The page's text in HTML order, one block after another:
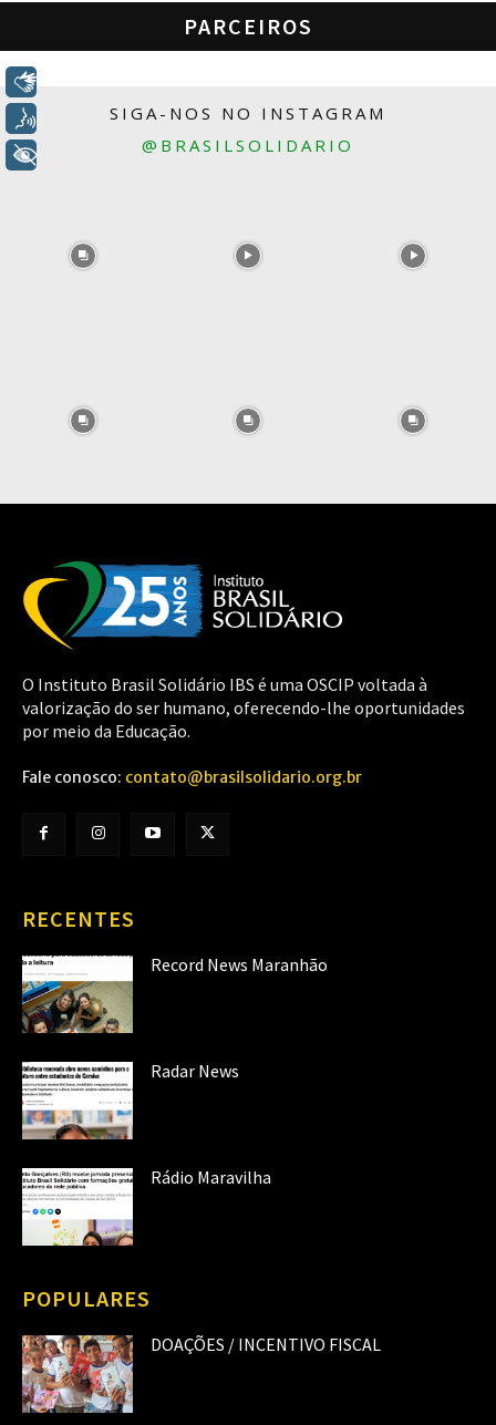
PARCEIROS
SIGA-NOS NO INSTAGRAM
@BRASILSOLIDARIO
O Instituto Brasil Solidário IBS é uma OSCIP voltada à
valorização do ser humano, oferecendo-lhe oportunidades
por meio da Educação.
Fale conosco: contato@brasilsolidario.org.br
RECENTES
Record News Maranhão
Radar News
Rádio Maravilha
POPULARES
DOAÇÕES / INCENTIVO FISCAL
+ Acessibilidade